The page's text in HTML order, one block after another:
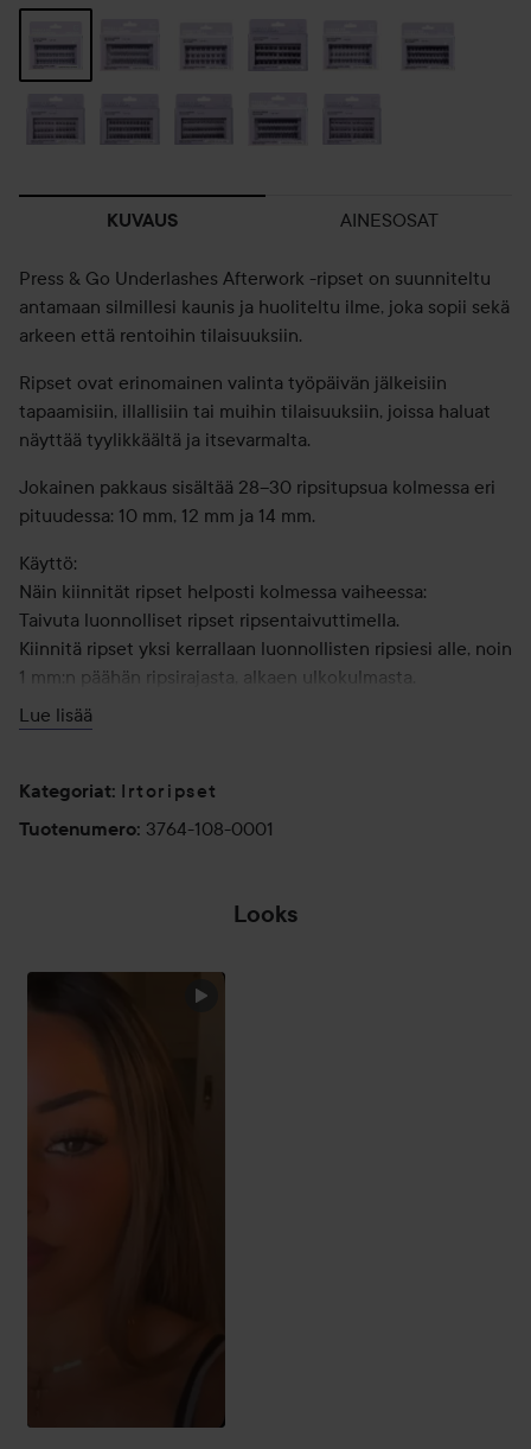
KUVAUS AINESOSAT
Press & Go Underlashes Afterwork -ripset on suunniteltu
antamaan silmillesi kaunis ja huoliteltu ilme, joka sopii sekä
arkeen että rentoihin tilaisuuksiin.
Ripset ovat erinomainen valinta työpäivän jälkeisiin
tapaamisiin, illallisiin tai muihin tilaisuuksiin, joissa haluat
näyttää tyylikkäältä ja itsevarmalta.
Jokainen pakkaus sisältää 28–30 ripsitupsua kolmessa eri
pituudessa: 10 mm, 12 mm ja 14 mm.
Käyttö:
Näin kiinnität ripset helposti kolmessa vaiheessa:
Taivuta luonnolliset ripset ripsentaivuttimella.
Kiinnitä ripset yksi kerrallaan luonnollisten ripsiesi alle, noin
1 mm:n päähän ripsirajasta, alkaen ulkokulmasta.
Paina varovasti ripsirajaa pitkin sormillasi tai pinseteillä,
jotta ripset kiinnittyvät tukevasti paikoilleen.
Vältä silmien hieromista tai liiallista kosteutta.
Suihkun jälkeen kuivaa kasvosi varovasti taputtelemalla
Lue lisää
Kategoriat: Irtoripset
Tuotenumero: 3764-108-0001
Looks